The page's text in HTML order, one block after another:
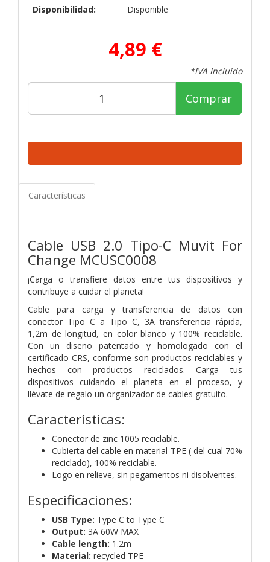
Disponibilidad:
Disponible
4,89 €
*IVA Incluido
Comprar
Características
Cable USB 2.0 Tipo-C Muvit For
Change MCUSC0008
¡Carga o transfiere datos entre tus dispositivos y
contribuye a cuidar el planeta!
Cable para carga y transferencia de datos con
conector Tipo C a Tipo C, 3A transferencia rápida,
1,2m de longitud, en color blanco y 100% reciclable.
Con un diseño patentado y homologado con el
certificado CRS, conforme son productos reciclables y
hechos con productos reciclados. Carga tus
dispositivos cuidando el planeta en el proceso, y
llévate de regalo un organizador de cables gratuito.
Características:
Conector de zinc 1005 reciclable.
Cubierta del cable en material TPE ( del cual 70%
reciclado), 100% reciclable.
Logo en relieve, sin pegamentos ni disolventes.
Especificaciones:
USB Type: Type C to Type C
Output: 3A 60W MAX
Cable length: 1.2m
Material: recycled TPE